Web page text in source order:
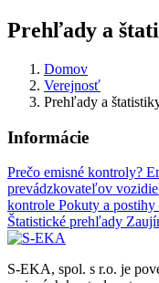
Prehľady a
Domov
Verejnosť
Prehľady a
Informácie
Prečo emisné kontroly?
prevádzkovateľov
kontrole Pokuty a postihy
Štatistické prehľady
S-EKA, spol. s r.o. je